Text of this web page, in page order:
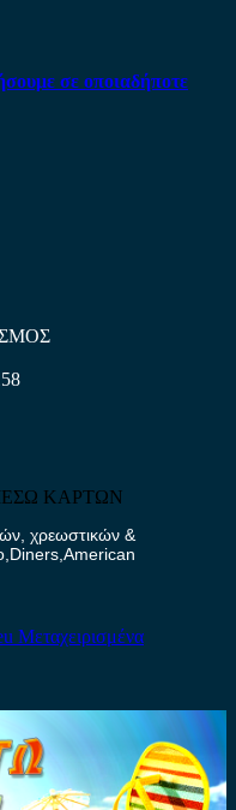
σε οποιαδήποτε
ΚΑΡΤΩΝ
χρεωστικών &
Μεταχειρισμένα